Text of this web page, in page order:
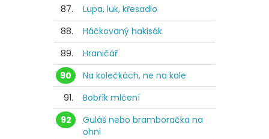
87.
Lupa, luk, křesadlo
88.
Háčkovaný hakisák
89.
Hraničář
90
Na kolečkách, ne na kole
91.
Bobřík mlčení
92
Guláš nebo bramboračka na
ohni